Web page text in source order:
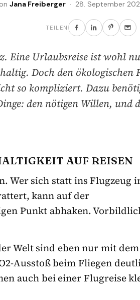
Jana Freiberger· 28. September
TEILEN
Eine Urlaubsreise ist wohl
Doch den ökologischen
so kompliziert. Dazu
den nötigen Willen, und
AUF REISEN
Wer sich statt ins Flugzeug
kann auf der
Punkt abhaken.
Welt sind eben nur mit dem
Ausstoß beim Fliegen
auch bei einer Flugreise